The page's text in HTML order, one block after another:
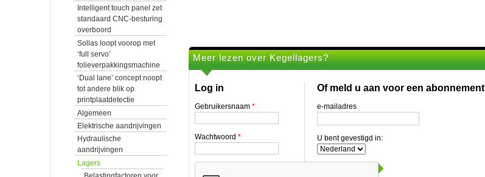
Intelligent touch panel zet
standaard CNC-besturing
overboord
Sollas loopt voorop met
‘full servo’
folieverpakkingsmachine
‘Dual lane’ concept noopt
tot andere blik op
printplaatdetectie
Algemeen
Elektrische aandrijvingen
Hydraulische
aandrijvingen
Lagers
Meer lezen over Kegellagers?
Log in
Gebruikersnaam *
Wachtwoord *
Of meld u aan voor een abonnement
e-mailadres
U bent gevestigd in: